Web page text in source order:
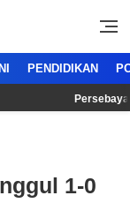
PENDIDIKAN
Persebaya
1-0